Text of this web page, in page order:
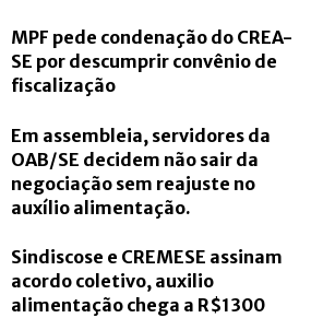
MPF pede condenação do CREA-
SE por descumprir convênio de
fiscalização
Em assembleia, servidores da
OAB/SE decidem não sair da
negociação sem reajuste no
auxílio alimentação.
Sindiscose e CREMESE assinam
acordo coletivo, auxilio
alimentação chega a R$1300